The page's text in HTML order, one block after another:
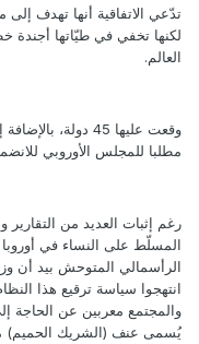
تدّعي الاتفاقية أنها تهدف إلى
لكنها تخفي في طيّاتها أجندة
العالم.
مطلبا للمجلس الأوروبي
رغم إثبات العديد من
المسلّط على النساء في
الرأسمالي المتوحش بيد أن
انتهجوا سياسة ترقيع هذا
والمجتمع معربين عن الحاجة
يُسمى عنف (الشريك الحميم)